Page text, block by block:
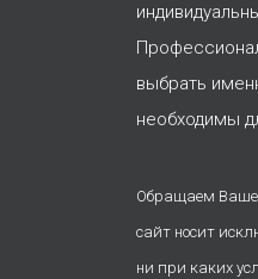
выбрать
необходимы
Обращаем Ваше
сайт носит
ни при каких